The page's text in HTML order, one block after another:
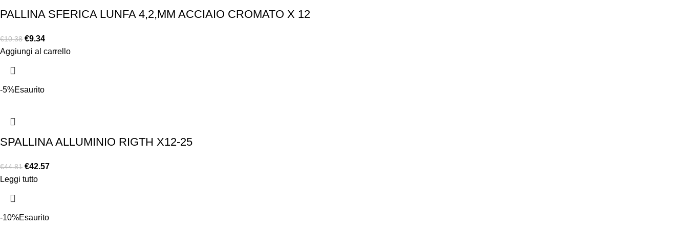
PALLINA SFERICA LUNFA 4,2,MM ACCIAIO CROMATO X 12
€10.38 €9.34
Aggiungi al carrello
-5%Esaurito
SPALLINA ALLUMINIO RIGTH X12-25
€44.81 €42.57
Leggi tutto
-10%Esaurito